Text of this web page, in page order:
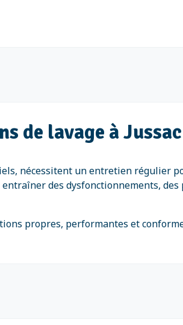
de lavage à Jussac
nécessitent un entretien régulier
des dysfonctionnements, des
propres, performantes et